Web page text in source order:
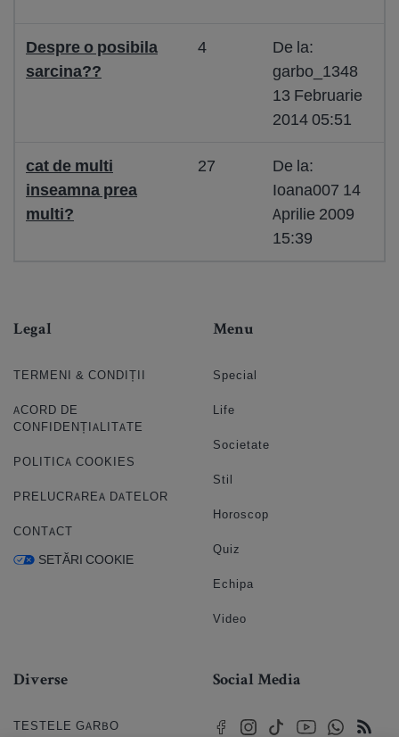
Despre o posibila
sarcina??
4
De la:
garbo_1348
13 Februarie
2014 05:51
cat de multi
inseamna prea
multi?
27
De la:
Ioana007 14
Aprilie 2009
15:39
Legal
TERMENI & CONDIȚII
ACORD DE
CONFIDENȚIALITATE
POLITICA COOKIES
PRELUCRAREA DATELOR
CONTACT
SETĂRI COOKIE
Menu
Special
Life
Societate
Stil
Horoscop
Quiz
Echipa
Video
Diverse
TESTELE GARBO
Social Media